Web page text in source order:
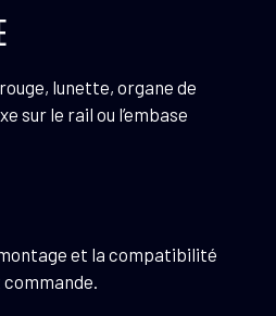
lunette, organe de
sur le rail ou l’embase
et la compatibilité